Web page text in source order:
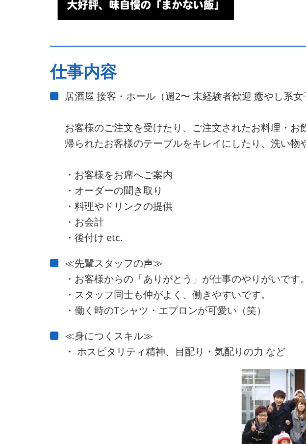
仕事内容
居酒屋 接客・ホール（週2〜 未経験者歓迎 癒やし系女
お客様のご注文を受けたり、ご注文されたお料理・お
帰られたお客様のテーブルをキレイにしたり、洗い物
・お客様をお席へご案内
・オーダーの聞き取り
・料理やドリンクの提供
・お会計
・後付け etc.
≪先輩スタッフの声≫
・お客様からの「ありがとう」が仕事のやりがいです。
・スタッフ同士も仲がよく、働きやすいです。
・働く時のTシャツ・エプロンが可愛い（笑）
≪身につくスキル≫
・ ホスピタリティ精神、目配り・気配りの力 など